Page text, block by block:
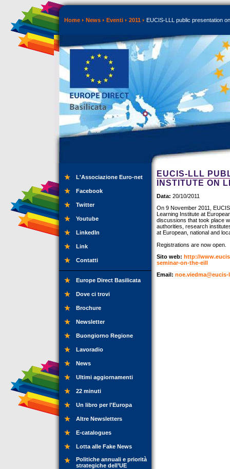
Home News Eventi 2011 EUCIS-LLL public presentation
L'Associazione Euro-net
Facebook
Twitter
Youtube
LinkedIn
Link
Contatti
Europe Direct Basilicata
Dove ci trovi
Brochure
Newsletter
Buongiorno Regione
Lavoradio
News
Ultimi aggiornamenti
22 minuti
Un libro per l'Europa
Altre Newsletters
E-catalogues
Lotta alle Fake News
Politiche annuali e priorità
strategiche dell’UE
EUCIS-LLL
INSTITUTE ON
Data: 20/10/2011
On 9 November 2011,
Learning Institute at
discussions that took place
authorities, research
at European, national and
Registrations are now open.
Sito web: http://
seminar-on-the-eill
Email: noe.viedma@eucis-